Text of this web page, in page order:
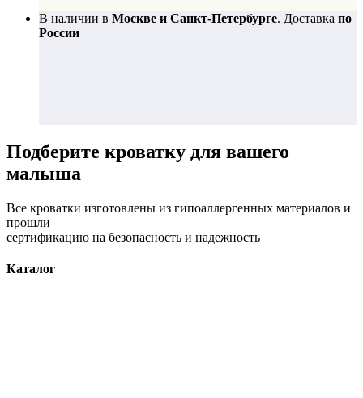
В наличии в Москве и Санкт-Петербурге. Доставка по
России
Подберите кроватку для вашего
малыша
Все кроватки изготовлены из гипоаллергенных материалов и
прошли
сертификацию на безопасность и надежность
Каталог